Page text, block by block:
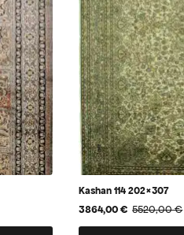
Kashan 114 202×307
5520,00€
Alkuperäinen
hinta
3864,00€
Nykyinen
hinta